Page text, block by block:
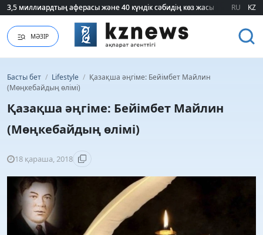
3,5 миллиардтың аферасы және 40 күндік сәбидің көз жасы:
3,5 миллиардтың аферасы және 40 күндік сәбидің көз жасы: RU KZ
МӘЗІР
Басты бет / Lifestyle / Қазақша әңгіме: Бейімбет Майлин
(Мөңкебайдың өлімі)
Қазақша әңгіме: Бейімбет Майлин
(Мөңкебайдың өлімі)
18 қараша, 2018